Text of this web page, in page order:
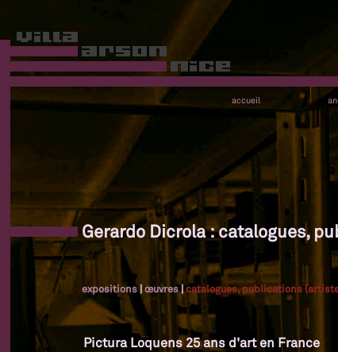
accueil
Gerardo Dicrola : catalogues,
expositions|œuvres|catalogues, publications
Pictura Loquens 25 ans d'art en France